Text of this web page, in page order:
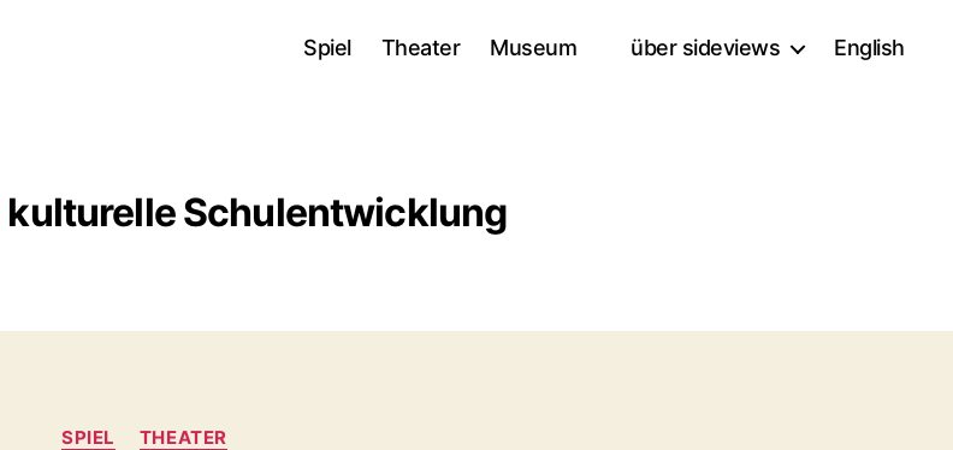
Spiel Theater Museum über sideviews English
kulturelle Schulentwicklung
Kategorien
SPIEL THEATER